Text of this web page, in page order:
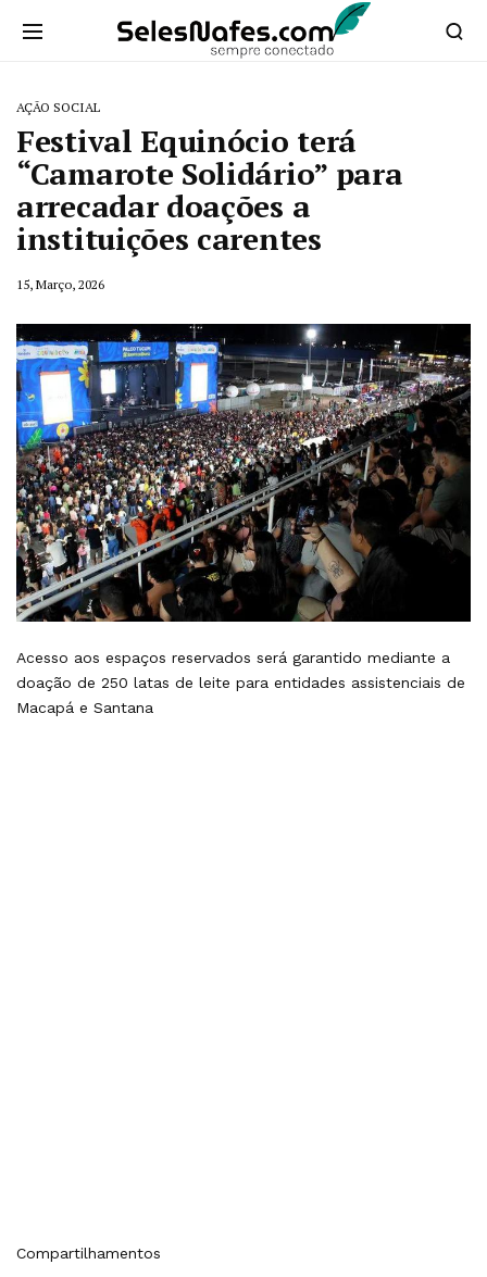
AÇÃO SOCIAL
Festival Equinócio terá
“Camarote Solidário” para
arrecadar doações a
instituições carentes
15, Março, 2026
Acesso aos espaços reservados será garantido mediante a
doação de 250 latas de leite para entidades assistenciais de
Macapá e Santana
Compartilhamentos